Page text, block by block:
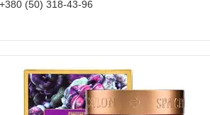
+380 (50) 318-43-96